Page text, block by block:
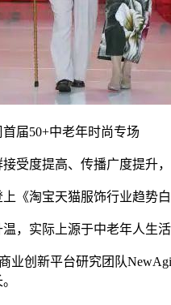
届50+中老年时尚专场
受度提高、传播广度提升
上《淘宝天猫服饰行业趋势
，实际上源于中老年人生
业创新平台研究团队